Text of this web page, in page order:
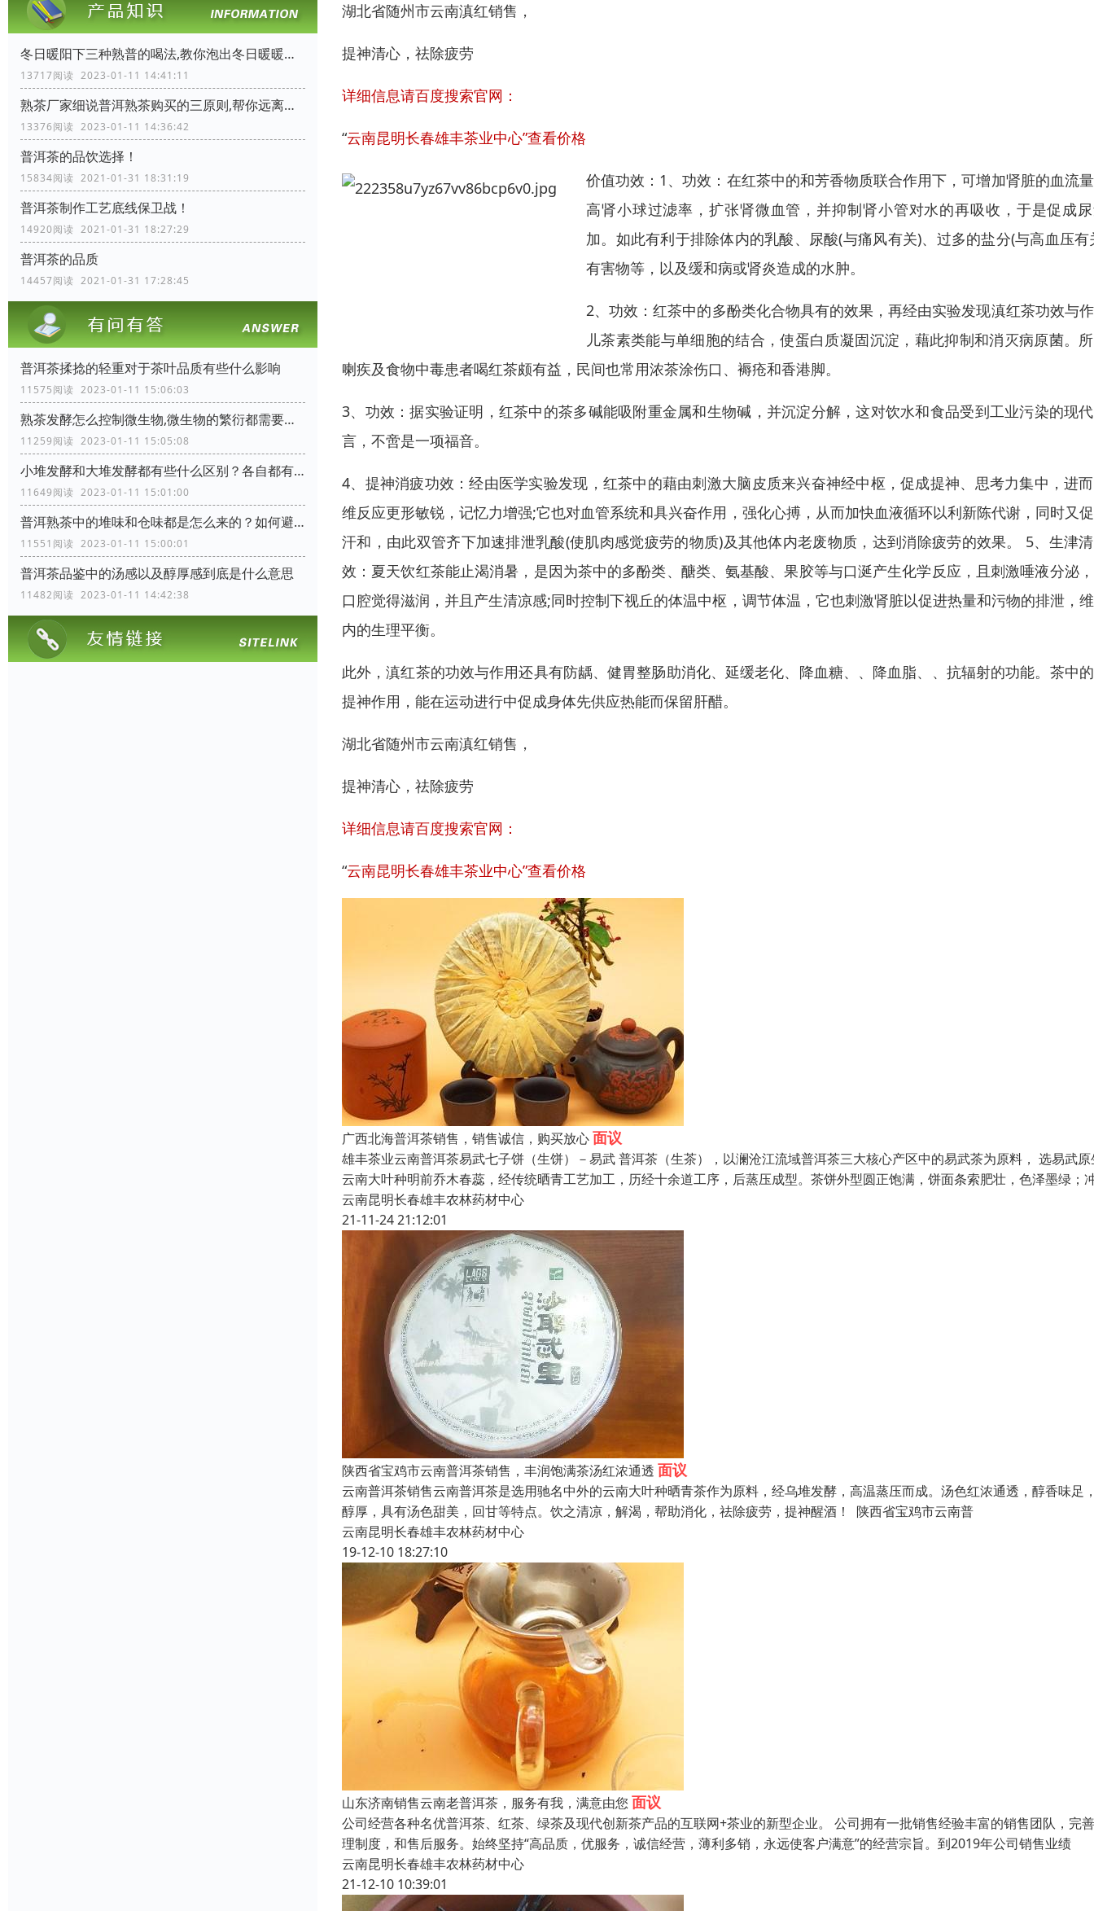
冬日暖阳下三种熟普的喝法,教你泡出冬日暖暖的普洱熟茶
13717阅读 2023-01-11 14:41:11
熟茶厂家细说普洱熟茶购买的三原则,帮你远离购茶陷阱
13376阅读 2023-01-11 14:36:42
普洱茶的品饮选择！
15834阅读 2021-01-31 18:31:19
普洱茶制作工艺底线保卫战！
14920阅读 2021-01-31 18:27:29
普洱茶的品质
14457阅读 2021-01-31 17:28:45
普洱茶揉捻的轻重对于茶叶品质有些什么影响
11575阅读 2023-01-11 15:06:03
熟茶发酵怎么控制微生物,微生物的繁衍都需要些什么条件
11259阅读 2023-01-11 15:05:08
小堆发酵和大堆发酵都有些什么区别？各自都有些什么优缺点
11649阅读 2023-01-11 15:01:00
普洱熟茶中的堆味和仓味都是怎么来的？如何避免？
11551阅读 2023-01-11 15:00:01
普洱茶品鉴中的汤感以及醇厚感到底是什么意思
11482阅读 2023-01-11 14:42:38
湖北省随州市云南滇红销售，
提神清心，祛除疲劳
详细信息请百度搜索官网：
“云南昆明长春雄丰茶业中心”查看价格
价值功效：1、功效：在红茶中的和芳香物质联合作用下，可增加肾脏的血流
高肾小球过滤率，扩张肾微血管，并抑制肾小管对水的再吸收，于是促成
加。如此有利于排除体内的乳酸、尿酸(与痛风有关)、过多的盐分(与高血压有
有害物等，以及缓和病或肾炎造成的水肿。
2、功效：红茶中的多酚类化合物具有的效果，再经由实验发现滇红茶功效与
儿茶素类能与单细胞的结合，使蛋白质凝固沉淀，藉此抑制和消灭病原菌。
喇疾及食物中毒患者喝红茶颇有益，民间也常用浓茶涂伤口、褥疮和香港脚。
3、功效：据实验证明，红茶中的茶多碱能吸附重金属和生物碱，并沉淀分解，这对饮水和食品受到工业污染的现
言，不啻是一项福音。
4、提神消疲功效：经由医学实验发现，红茶中的藉由刺激大脑皮质来兴奋神经中枢，促成提神、思考力集中，进
维反应更形敏锐，记忆力增强;它也对血管系统和具兴奋作用，强化心搏，从而加快血液循环以利新陈代谢，同时又
汗和，由此双管齐下加速排泄乳酸(使肌肉感觉疲劳的物质)及其他体内老废物质，达到消除疲劳的效果。 5、生津
效：夏天饮红茶能止渴消暑，是因为茶中的多酚类、醣类、氨基酸、果胶等与口涎产生化学反应，且刺激唾液分泌
口腔觉得滋润，并且产生清凉感;同时控制下视丘的体温中枢，调节体温，它也刺激肾脏以促进热量和污物的排泄，
内的生理平衡。
此外，滇红茶的功效与作用还具有防龋、健胃整肠助消化、延缓老化、降血糖、、降血脂、、抗辐射的功能。茶中
提神作用，能在运动进行中促成身体先供应热能而保留肝醋。
湖北省随州市云南滇红销售，
提神清心，祛除疲劳
详细信息请百度搜索官网：
“云南昆明长春雄丰茶业中心”查看价格
广西北海普洱茶销售，销售诚信，购买放心面议
雄丰茶业云南普洱茶易武七子饼（生饼）－易武 普洱茶（生茶），以澜沧江流域普洱茶三大核心产区中的易武茶为原料， 选易武
云南大叶种明前乔木春蕊，经传统晒青工艺加工，历经十余道工序，后蒸压成型。茶饼外型圆正饱满，饼面条索肥壮，色泽墨绿；
云南昆明长春雄丰农林药材中心
21-11-24 21:12:01
陕西省宝鸡市云南普洱茶销售，丰润饱满茶汤红浓通透 面议
云南普洱茶销售云南普洱茶是选用驰名中外的云南大叶种晒青茶作为原料，经乌堆发酵，高温蒸压而成。汤色红浓通透，醇香味足
醇厚，具有汤色甜美，回甘等特点。饮之清凉，解渴，帮助消化，祛除疲劳，提神醒酒！ 陕西省宝鸡市云南普
云南昆明长春雄丰农林药材中心
19-12-10 18:27:10
山东济南销售云南老普洱茶，服务有我，满意由您 面议
公司经营各种名优普洱茶、红茶、绿茶及现代创新茶产品的互联网+茶业的新型企业。 公司拥有一批销售经验丰富的销售团队，完
理制度，和售后服务。始终坚持“高品质，优服务，诚信经营，薄利多销，永远使客户满意”的经营宗旨。到2019年公司销售业绩
云南昆明长春雄丰农林药材中心
21-12-10 10:39:01